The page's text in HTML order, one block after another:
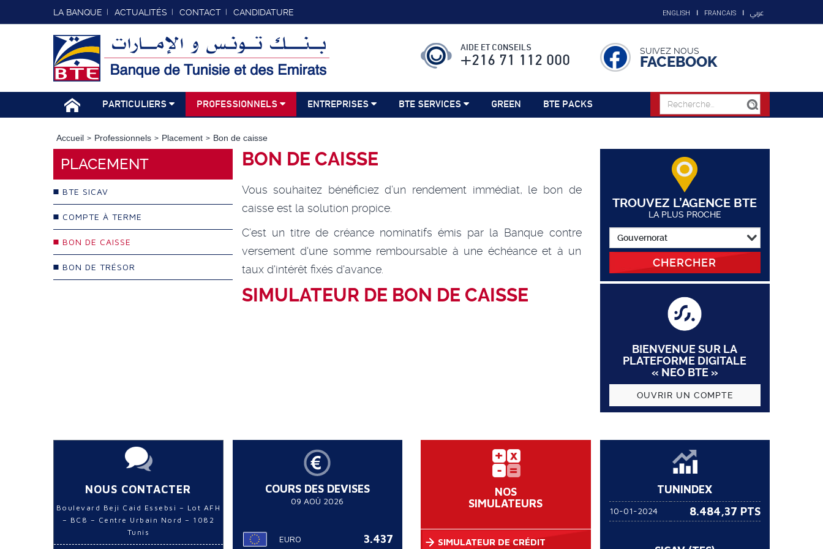
LA BANQUE ACTUALITÉS CONTACT CANDIDATURE ENGLISH FRANCAIS عربي
AIDE ET CONSEILS
+216 71 112 000
SUIVEZ NOUS
FACEBOOK
PARTICULIERS PROFESSIONNELS ENTREPRISES BTE SERVICES GREEN BTE PACKS
Accueil Professionnels Placement Bon de caisse
PLACEMENT
BTE SICAV
COMPTE À TERME
BON DE CAISSE
BON DE TRÉSOR
BON DE CAISSE
Vous souhaitez bénéficiez d’un rendement immédiat, le bon de
caisse est la solution propice.
C’est un titre de créance nominatifs émis par la Banque contre
versement d'une somme remboursable à une échéance et à un
taux d'intérêt fixés d'avance.
SIMULATEUR DE BON DE CAISSE
TROUVEZ L’AGENCE BTE
LA PLUS PROCHE
CHERCHER
BIENVENUE SUR LA
PLATEFORME DIGITALE
« NEO BTE »
OUVRIR UN COMPTE
NOUS CONTACTER
Boulevard Beji Caid Essebsi – Lot AFH
– BC8 – Centre Urbain Nord – 1082
Tunis
COURS DES DEVISES
09 AOÛ 2026
EURO 3.437
NOS
SIMULATEURS
SIMULATEUR DE CRÉDIT
TUNINDEX
10-01-2024 8.484,37 PTS